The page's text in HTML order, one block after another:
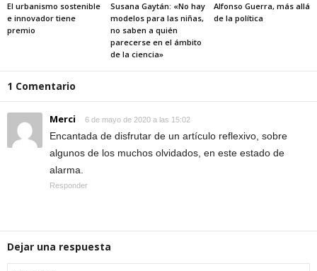
El urbanismo sostenible
e innovador tiene
premio
Susana Gaytán: «No hay
modelos para las niñas,
no saben a quién
parecerse en el ámbito
de la ciencia»
Alfonso Guerra, más allá
de la política
1 Comentario
Merci 6 de mayo de 2020 a las 15:02
Encantada de disfrutar de un artículo reflexivo, sobre
algunos de los muchos olvidados, en este estado de
alarma.
Responder
Dejar una respuesta